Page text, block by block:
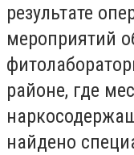
результате
мероприятий
районе, где
найдено